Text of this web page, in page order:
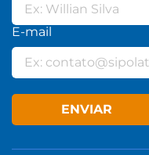
E-mail
ENVIAR